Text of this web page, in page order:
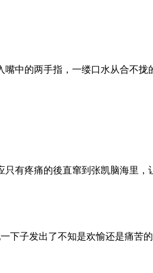
中的两手指，一缕口水从合不
有疼痛的後直窜到张凯脑海里，
下子发出了不知是欢愉还是痛苦的